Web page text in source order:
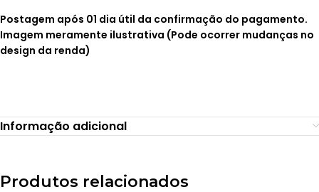
Postagem após 01 dia útil da confirmação do pagamento.
Imagem meramente ilustrativa (Pode ocorrer mudanças no
design da renda)
Informação adicional
Produtos relacionados